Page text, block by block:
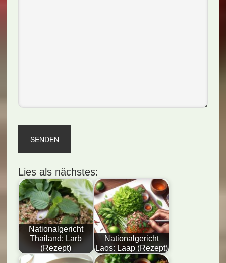
Lies als nächstes:
Nationalgericht
Thailand: Larb
(Rezept)
Nationalgericht
Laos: Laap (Rezept)